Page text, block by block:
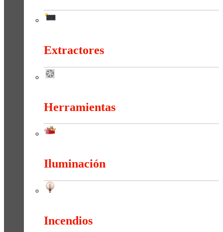
Extractores
Herramientas
Iluminación
Incendios